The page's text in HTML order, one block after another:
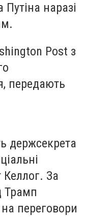
наразі
Post з
передають
держсекрета
Келлог. За
Трамп
переговори